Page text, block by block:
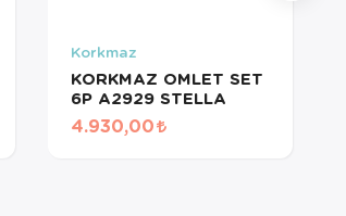
Korkmaz
KORKMAZ OMLET SET
6P A2929 STELLA
4.930,00